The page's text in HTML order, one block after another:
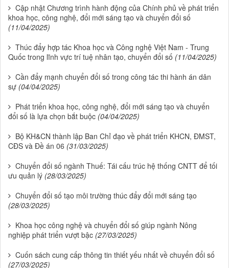
Cập nhật Chương trình hành động của Chính phủ về phát triển
khoa học, công nghệ, đổi mới sáng tạo và chuyển đổi số
(11/04/2025)
Thúc đẩy hợp tác Khoa học và Công nghệ Việt Nam - Trung
Quốc trong lĩnh vực trí tuệ nhân tạo, chuyển đổi số (11/04/2025)
Cần đẩy mạnh chuyển đổi số trong công tác thi hành án dân
sự (04/04/2025)
Phát triển khoa học, công nghệ, đổi mới sáng tạo và chuyển
đổi số là lựa chọn bắt buộc (04/04/2025)
Bộ KH&CN thành lập Ban Chỉ đạo về phát triển KHCN, ĐMST,
CĐS và Đề án 06 (31/03/2025)
Chuyển đổi số ngành Thuế: Tái cấu trúc hệ thống CNTT để tối
ưu quản lý (28/03/2025)
Chuyển đổi số tạo môi trường thúc đẩy đổi mới sáng tạo
(28/03/2025)
Khoa học công nghệ và chuyển đổi số giúp ngành Nông
nghiệp phát triển vượt bậc (27/03/2025)
Cuốn sách cung cấp thông tin thiết yếu nhất về chuyển đổi số
(27/03/2025)